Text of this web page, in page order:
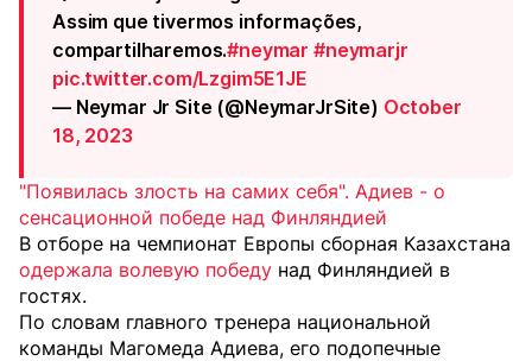
Assim que tivermos informações,
compartilharemos.#neymar #neymarjr
pic.twitter.com/Lzgim5E1JE
— Neymar Jr Site (@NeymarJrSite) October
18, 2023
"Появилась злость на самих себя". Адиев - о
сенсационной победе над Финляндией
В отборе на чемпионат Европы сборная Казахстана
одержала волевую победу над Финляндией в
гостях.
По словам главного тренера национальной
команды Магомеда Адиева, его подопечные